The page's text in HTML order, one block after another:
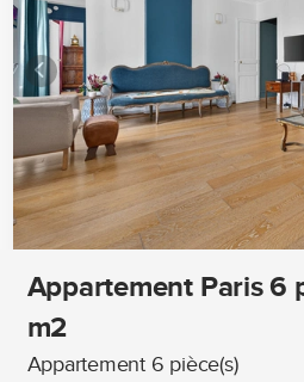
Appartement Paris 6
m2
Appartement 6 pièce(s)